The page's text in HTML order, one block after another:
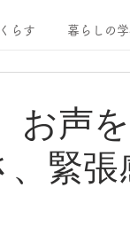
くらす 暮らしの
声
緊張